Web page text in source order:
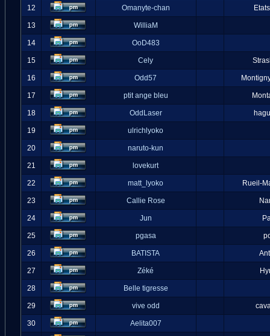
12 Omanyte-chan
13 WilliaM
14 OoD483
15 Cely
16 Odd57
17 ptit ange bleu
18 OddLaser
19 ulrichlyoko
20 naruto-kun
21 lovekurt
22 matt_lyoko Rueil-
23 Callie Rose
24 Jun
25 pgasa
26 BATISTA
27 Zéké
28 Belle tigresse
29 vive odd
30 Aelita007